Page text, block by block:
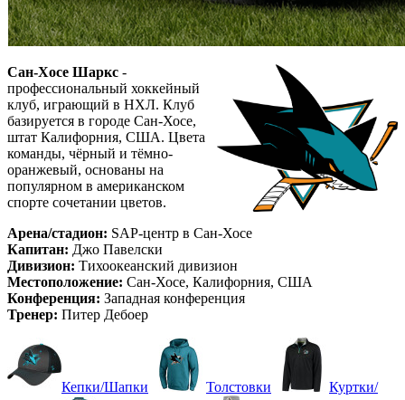
Сан-Хосе Шаркс -
профессиональный хоккейный
клуб, играющий в НХЛ. Клуб
базируется в городе Сан-Хосе,
штат Калифорния, США. Цвета
команды, чёрный и тёмно-
оранжевый, основаны на
популярном в американском
спорте сочетании цветов.
Арена/стадион: SAP-центр в Сан-Хосе
Капитан: Джо Павелски
Дивизион: Тихоокеанский дивизион
Местоположение: Сан-Хосе, Калифорния, США
Конференция: Западная конференция
Тренер: Питер Дебоер
Кепки/Шапки Толстовки Куртки/